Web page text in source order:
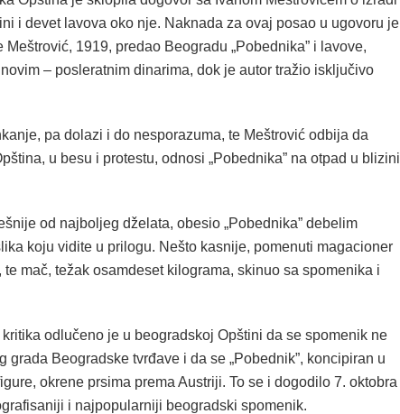
i devet lavova oko nje. Naknada za ovaj posao u ugovoru je
1919, predao Beogradu „Pobednika” i lavove,
– posleratnim dinarima, dok je autor tražio isključivo
pa dolazi i do nesporazuma, te Meštrović odbija da
u besu i protestu, odnosi „Pobednika” na otpad u blizini
od najboljeg dželata, obesio „Pobednika” debelim
koju vidite u prilogu. Nešto kasnije, pomenuti magacioner
mač, težak osamdeset kilograma, skinuo sa spomenika i
odlučeno je u beogradskoj Opštini da se spomenik ne
Beogradske tvrđave i da se „Pobednik”, koncipiran u
okrene prsima prema Austriji. To se i dogodilo 7. oktobra
i najpopularniji beogradski spomenik.